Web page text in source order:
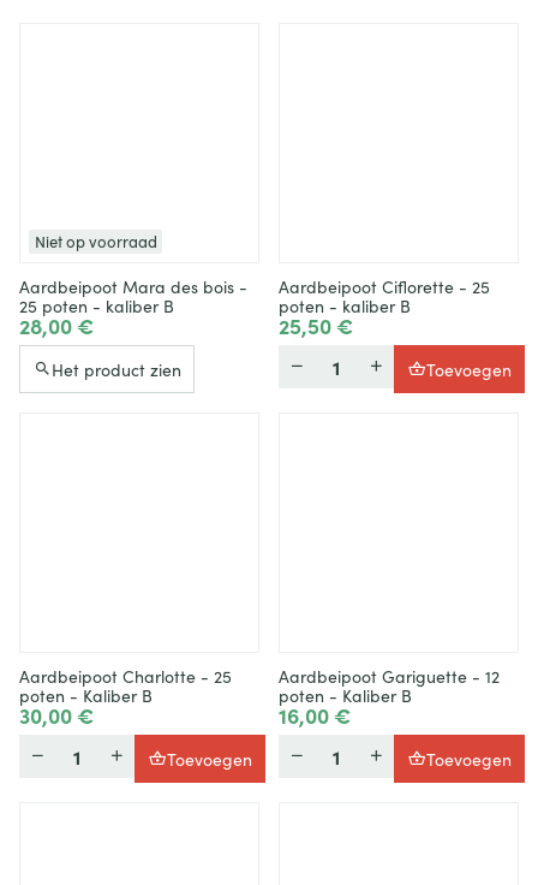
Niet op voorraad
Aardbeipoot Mara des bois -
25 poten - kaliber B
28,00 €
Het product zien
Aardbeipoot Ciflorette - 25
poten - kaliber B
25,50 €
Hoeveelheid
Toevoegen
Aardbeipoot Charlotte - 25
poten - Kaliber B
30,00 €
Hoeveelheid
Toevoegen
Aardbeipoot Gariguette - 12
poten - Kaliber B
16,00 €
Hoeveelheid
Toevoegen